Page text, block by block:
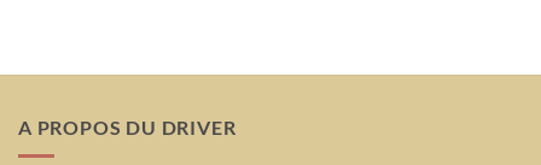
A PROPOS DU DRIVER